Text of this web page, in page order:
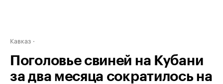
Кавказ
Поголовье свиней на Кубани
за два месяца сократилось на